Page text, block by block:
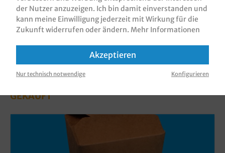
KUNDEN, DIE DIESES PRODUKT GEKAUFT
GEKAUFT
der Nutzer anzuzeigen. Ich bin damit einverstanden und
kann meine Einwilligung jederzeit mit Wirkung für die
Zukunft widerrufen oder ändern. Mehr Informationen
Akzeptieren
Nur technisch notwendige Konfigurieren